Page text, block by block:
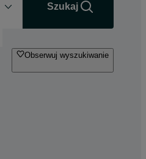
Szukaj
Obserwuj wyszukiwanie